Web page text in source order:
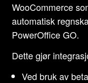
WooCommerce
automatisk
PowerOffice GO.
Dette gjør
Ved bruk av